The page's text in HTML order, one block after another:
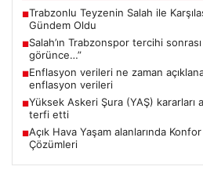
■Trabzonlu Teyzenin Salah ile
Gündem Oldu
■Salah’ın Trabzonspor tercihi
görünce…”
■Enflasyon verileri ne zaman
enflasyon verileri
■Yüksek Askeri Şura (YAŞ) kararları
terfi etti
■Açık Hava Yaşam alanlarında
Çözümleri